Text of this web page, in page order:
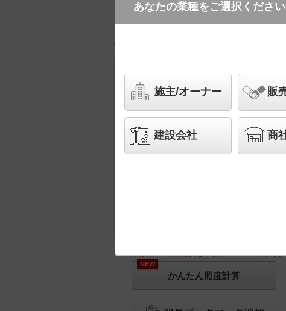
NQE1200012U
※画像は実際の商品と異なりますのでご了承くださ
NEW
かんたん照度計算
あなたの業種をご選択ください
施主/オーナー 販
建設会社 商